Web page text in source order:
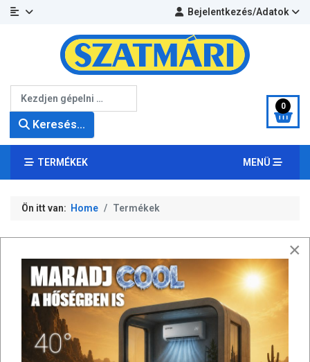
Bejelentkezés/Adatok
Keresés...
0
TERMÉKEK MENÜ
Ön itt van: Home Termékek
FIÓKOM
×